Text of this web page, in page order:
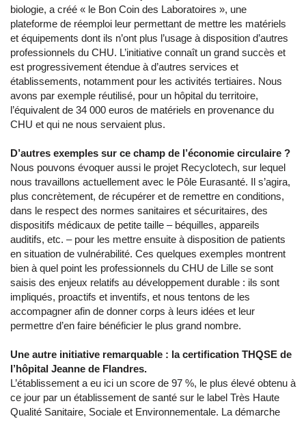
biologie, a créé « le Bon Coin des Laboratoires », une
plateforme de réemploi leur permettant de mettre les matériels
et équipements dont ils n’ont plus l’usage à disposition d’autres
professionnels du CHU. L’initiative connaît un grand succès et
est progressivement étendue à d’autres services et
établissements, notamment pour les activités tertiaires. Nous
avons par exemple réutilisé, pour un hôpital du territoire,
l’équivalent de 34 000 euros de matériels en provenance du
CHU et qui ne nous servaient plus.
D’autres exemples sur ce champ de l’économie circulaire ?
Nous pouvons évoquer aussi le projet Recyclotech, sur lequel
nous travaillons actuellement avec le Pôle Eurasanté. Il s’agira,
plus concrètement, de récupérer et de remettre en conditions,
dans le respect des normes sanitaires et sécuritaires, des
dispositifs médicaux de petite taille – béquilles, appareils
auditifs, etc. – pour les mettre ensuite à disposition de patients
en situation de vulnérabilité. Ces quelques exemples montrent
bien à quel point les professionnels du CHU de Lille se sont
saisis des enjeux relatifs au développement durable : ils sont
impliqués, proactifs et inventifs, et nous tentons de les
accompagner afin de donner corps à leurs idées et leur
permettre d’en faire bénéficier le plus grand nombre.
Une autre initiative remarquable : la certification THQSE de
l’hôpital Jeanne de Flandres.
L’établissement a eu ici un score de 97 %, le plus élevé obtenu à
ce jour par un établissement de santé sur le label Très Haute
Qualité Sanitaire, Sociale et Environnementale. La démarche